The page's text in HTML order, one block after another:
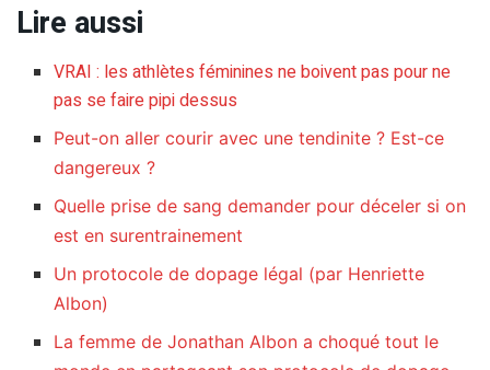
Lire aussi
VRAI : les athlètes féminines ne boivent pas pour ne
pas se faire pipi dessus
Peut-on aller courir avec une tendinite ? Est-ce
dangereux ?
Quelle prise de sang demander pour déceler si on
est en surentrainement
Un protocole de dopage légal (par Henriette
Albon)
La femme de Jonathan Albon a choqué tout le